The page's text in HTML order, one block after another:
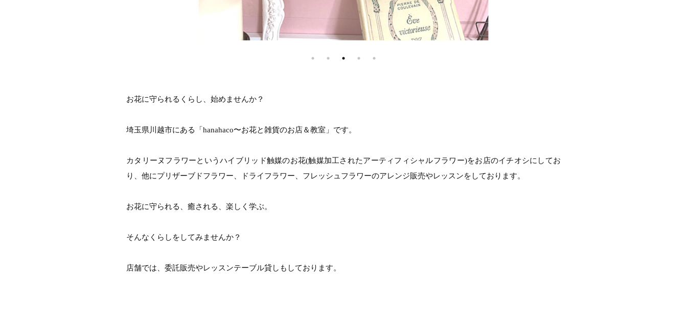
お花に守られるくらし、始めませんか？
埼玉県川越市にある「hanahaco〜お花と雑貨のお店＆教室」です。
カタリーヌフラワーというハイブリッド触媒のお花(触媒加工されたアーティフィシャルフラワー)をお店のイチオシにしてお
り、他にプリザーブドフラワー、ドライフラワー、フレッシュフラワーのアレンジ販売やレッスンをしております。
お花に守られる、癒される、楽しく学ぶ。
そんなくらしをしてみませんか？
店舗では、委託販売やレッスンテーブル貸しもしております。